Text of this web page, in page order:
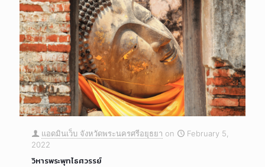
แอดมินเว็บ จังหวัดพระนครศรีอยุธยา on
February 5,
2022
วิหารพระพุทไธศวรรย์